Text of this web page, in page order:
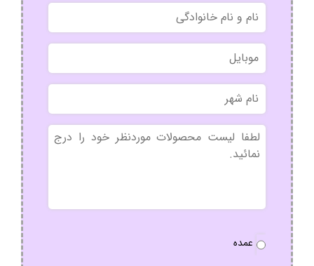
نام
و
نام
خانوادگی
موبایل
نام
شهر
بدون
عنوان
نوع
عمده